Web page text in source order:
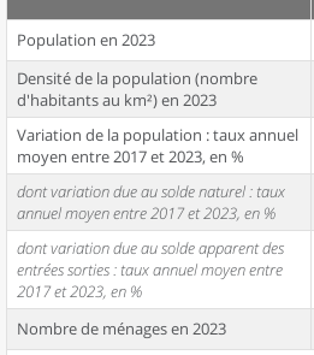
Population en 2023
Densité de la population (nombre
d'habitants au km²) en 2023
Variation de la population : taux annuel
moyen entre 2017 et 2023, en %
dont variation due au solde naturel : taux
annuel moyen entre 2017 et 2023, en %
dont variation due au solde apparent des
entrées sorties : taux annuel moyen entre
2017 et 2023, en %
Nombre de ménages en 2023